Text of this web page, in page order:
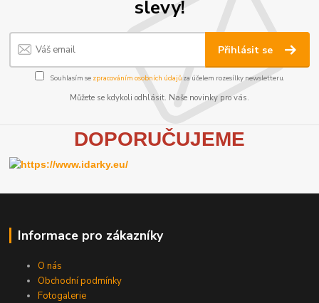
slevy!
Přihlásit se
Souhlasím se zpracováním osobních údajůza účelem rozesílky newsletteru.
Můžete se kdykoli odhlásit. Naše novinky pro vás.
DOPORUČUJEME
Informace pro zákazníky
O nás
Obchodní podmínky
Fotogalerie